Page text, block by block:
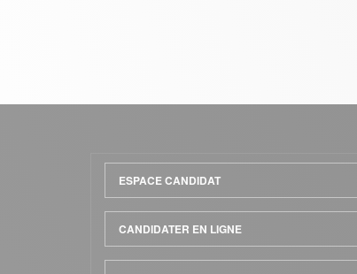
Menu
Pied
ESPACE CANDIDAT
CANDIDATER EN LIGNE